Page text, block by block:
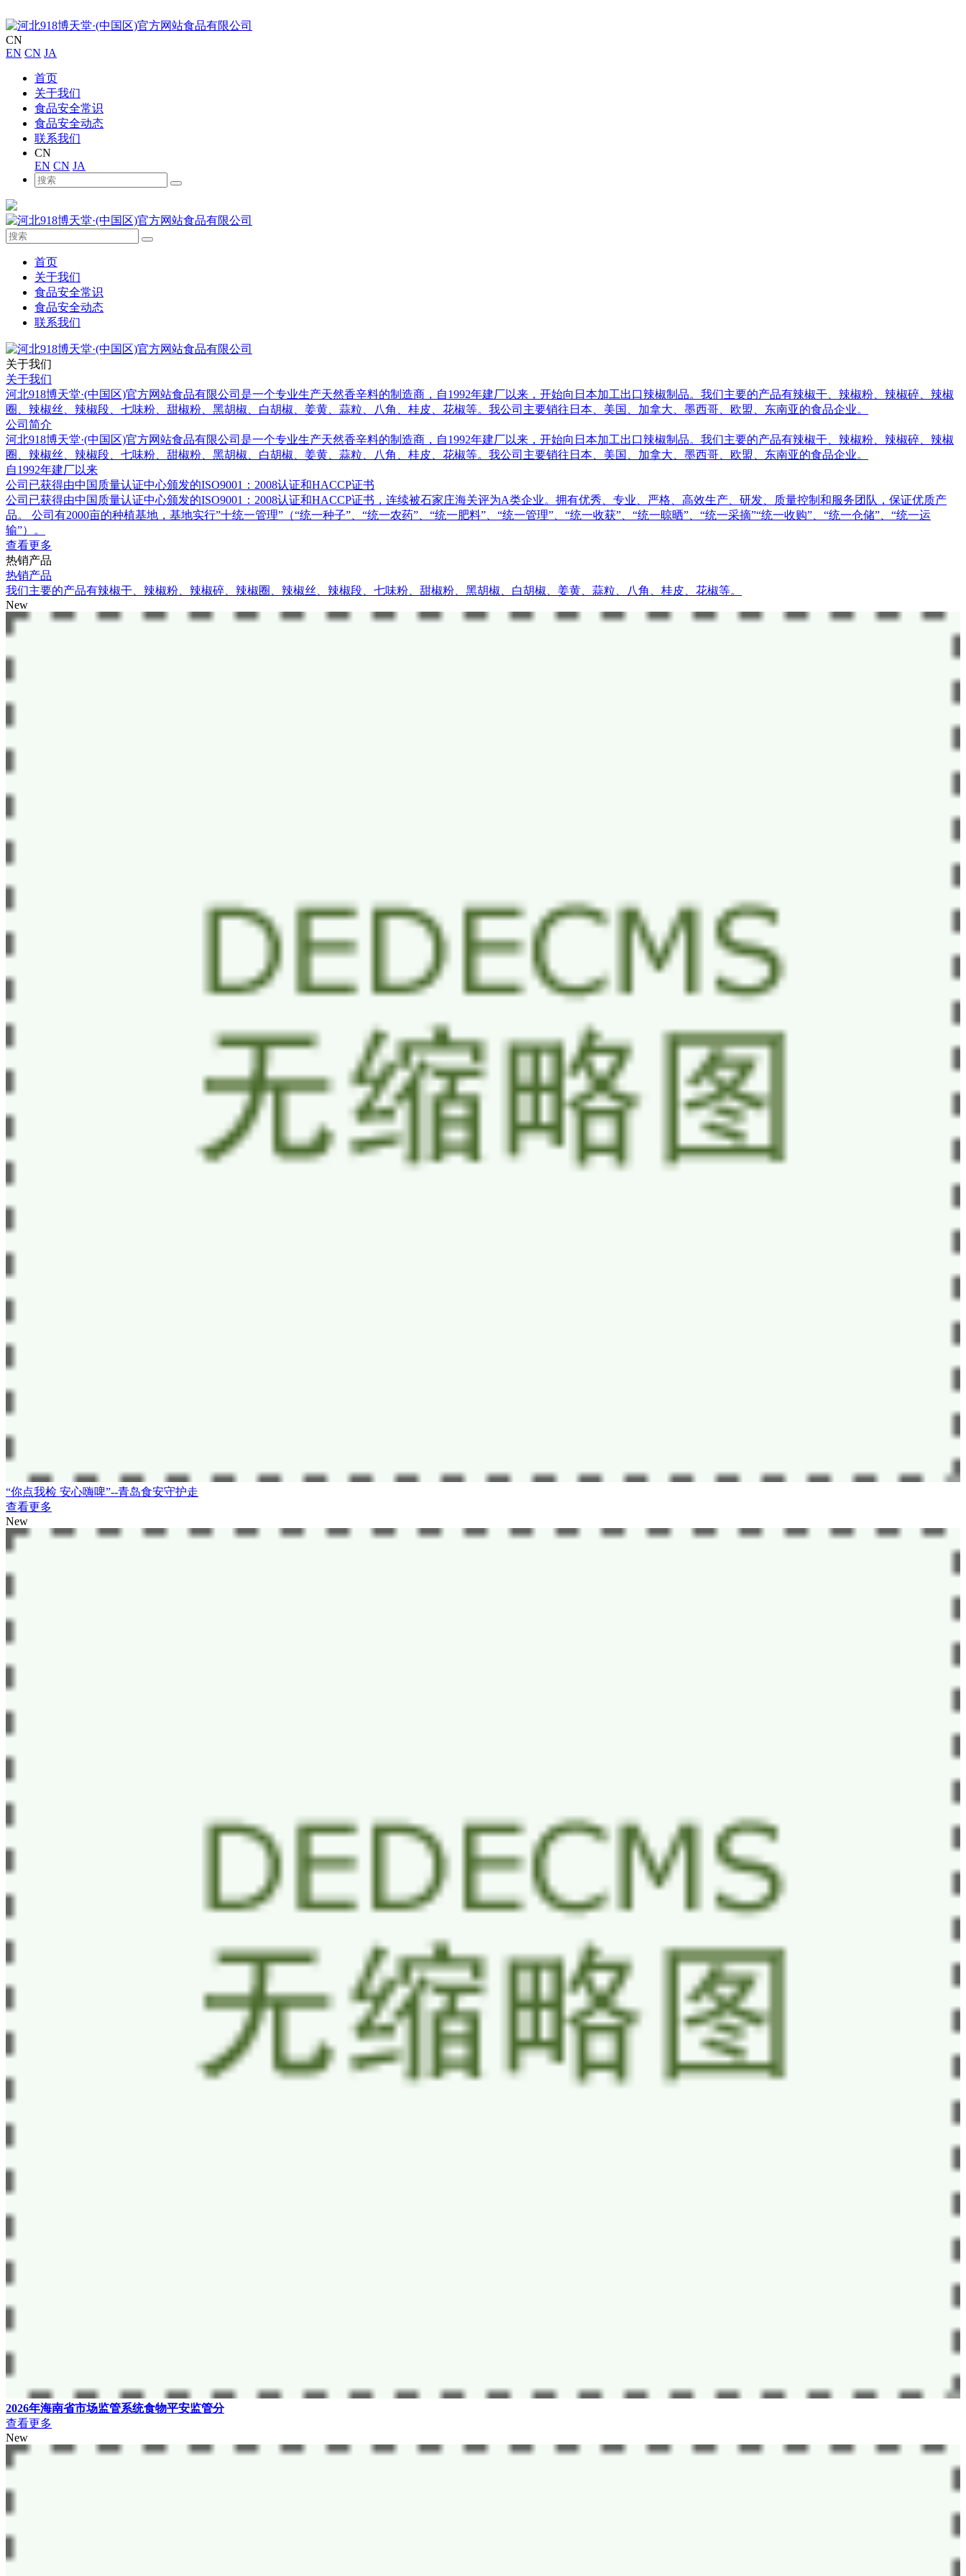
CN
EN CN JA
首页
关于我们
食品安全常识
食品安全动态
联系我们
CN
EN CN JA
首页
关于我们
食品安全常识
食品安全动态
联系我们
关于我们
关于我们
河北918博天堂·(中国区)官方网站食品有限公司是一个专业生产天然香辛料的制造商，自1992年建厂以来，开始向日本加工出口辣椒制品。我们主要的产品有辣椒干、辣椒粉、辣椒碎、辣椒
圈、辣椒丝、辣椒段、七味粉、甜椒粉、黑胡椒、白胡椒、姜黄、蒜粒、八角、桂皮、花椒等。我公司主要销往日本、美国、加拿大、墨西哥、欧盟、东南亚的食品企业。
公司简介
河北918博天堂·(中国区)官方网站食品有限公司是一个专业生产天然香辛料的制造商，自1992年建厂以来，开始向日本加工出口辣椒制品。我们主要的产品有辣椒干、辣椒粉、辣椒碎、辣椒
圈、辣椒丝、辣椒段、七味粉、甜椒粉、黑胡椒、白胡椒、姜黄、蒜粒、八角、桂皮、花椒等。我公司主要销往日本、美国、加拿大、墨西哥、欧盟、东南亚的食品企业。
自1992年建厂以来
公司已获得由中国质量认证中心颁发的ISO9001：2008认证和HACCP证书
公司已获得由中国质量认证中心颁发的ISO9001：2008认证和HACCP证书，连续被石家庄海关评为A类企业。拥有优秀、专业、严格、高效生产、研发、质量控制和服务团队，保证优质产
品。 公司有2000亩的种植基地，基地实行”十统一管理”（“统一种子”、“统一农药”、“统一肥料”、“统一管理”、“统一收获”、“统一晾晒”、“统一采摘”“统一收购”、“统一仓储”、“统一运
输”）。
查看更多
热销产品
热销产品
我们主要的产品有辣椒干、辣椒粉、辣椒碎、辣椒圈、辣椒丝、辣椒段、七味粉、甜椒粉、黑胡椒、白胡椒、姜黄、蒜粒、八角、桂皮、花椒等。
New
“你点我检 安心嗨啤”--青岛食安守护走
查看更多
New
2026年海南省市场监管系统食物平安监管分
查看更多
New